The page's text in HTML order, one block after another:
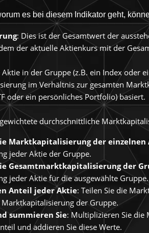
es bei diesem Indikator geht,
: Dies ist der Gesamtwert der
der aktuelle Aktienkurs mit der
Aktie in der Gruppe (z.B. ein Index oder
im Verhältnis zur gesamten
oder ein persönliches Portfolio) basiert.
durchschnittliche
Marktkapitalisierung der einzelnen
jeder Aktie der Gruppe.
Gesamtmarktkapitalisierung der
jeder Aktie für die ausgewählte Gruppe.
Anteil jeder Aktie: Teilen Sie die
der Gruppe.
summieren Sie: Multiplizieren Sie
und addieren Sie diese Werte.